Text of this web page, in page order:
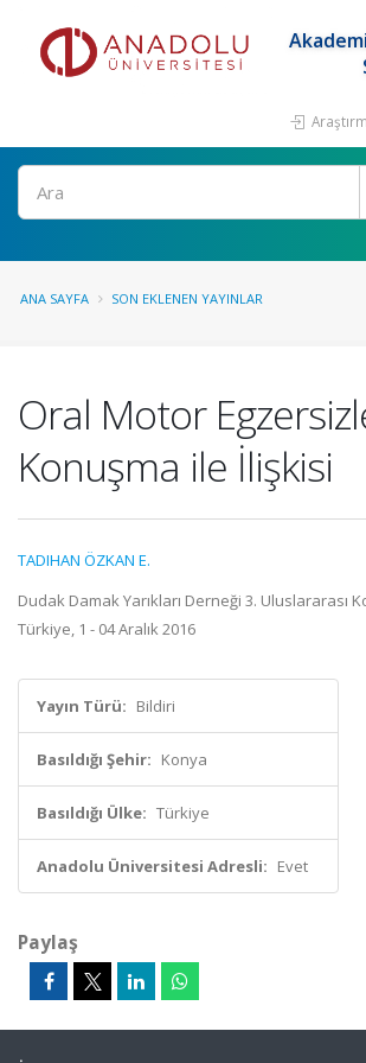
Ara
ANA SAYFA SON EKLENEN YAYINLAR
Oral Motor
Konuşma ile İlişkisi
TADIHAN ÖZKAN E.
Dudak Damak Yarıkları Derneği 3. Uluslararası
Türkiye, 1 - 04 Aralık 2016
Yayın Türü: Bildiri
Basıldığı Şehir: Konya
Basıldığı Ülke: Türkiye
Anadolu Üniversitesi Adresli: Evet
Paylaş